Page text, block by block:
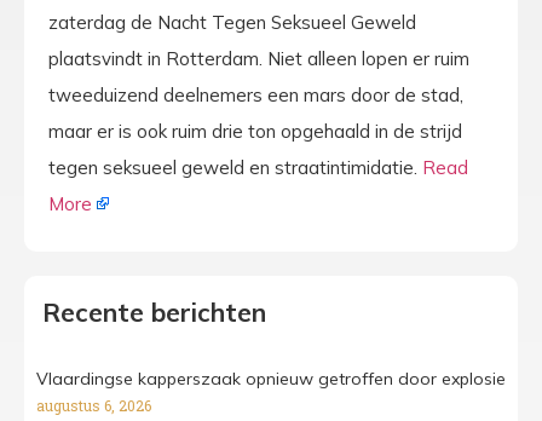
zaterdag de Nacht Tegen Seksueel Geweld
plaatsvindt in Rotterdam. Niet alleen lopen er ruim
tweeduizend deelnemers een mars door de stad,
maar er is ook ruim drie ton opgehaald in de strijd
tegen seksueel geweld en straatintimidatie. Read
More
Recente berichten
Vlaardingse kapperszaak opnieuw getroffen door explosie
augustus 6, 2026